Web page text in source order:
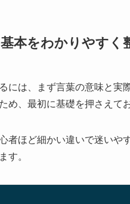
本をわかりやすく
には、まず言葉の意味と実
め、最初に基礎を押さえて
者ほど細かい違いで迷いや
す。